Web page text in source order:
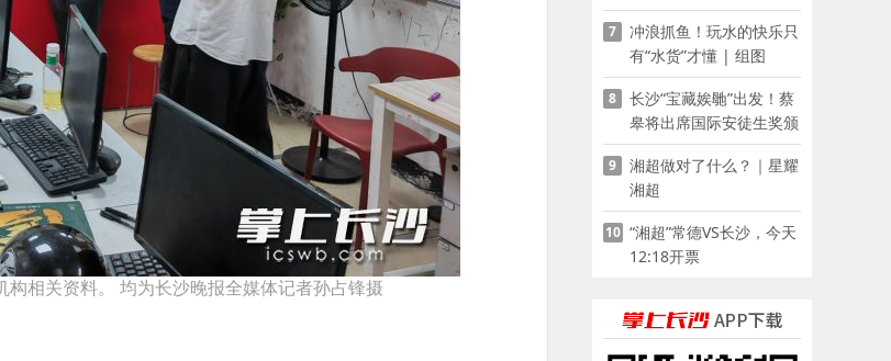
相关资料。 均为长沙晚报全媒体记者孙占锋摄
少年向美而生
7
冲浪抓鱼！玩水的快乐只
有“水货”才懂 | 组图
8
长沙“宝藏娭毑”出发！蔡
皋将出席国际安徒生奖颁
奖典礼并领奖
9
湘超做对了什么？｜星耀
湘超
10 “湘超”常德VS长沙，今天
12:18开票